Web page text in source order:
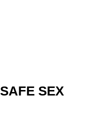
SAFE SEX